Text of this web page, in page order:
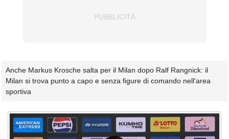
Anche Markus Krosche salta per il Milan dopo Ralf Rangnick: il
Milan si trova punto a capo e senza figure di comando nell'area
sportiva